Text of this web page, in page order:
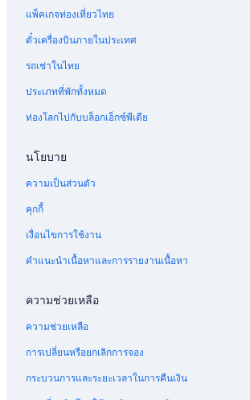
แพ็คเกจท่องเที่ยวไทย
ตั๋วเครื่องบินภายในประเทศ
รถเช่าในไทย
ประเภทที่พักทั้งหมด
ท่องโลกไปกับบล็อกเอ็กซ์พีเดีย
นโยบาย
ความเป็นส่วนตัว
คุกกี้
เงื่อนไขการใช้งาน
คำแนะนำเนื้อหาและการรายงานเนื้อหา
ความช่วยเหลือ
ความช่วยเหลือ
การเปลี่ยนหรือยกเลิกการจอง
กระบวนการและระยะเวลาในการคืนเงิน